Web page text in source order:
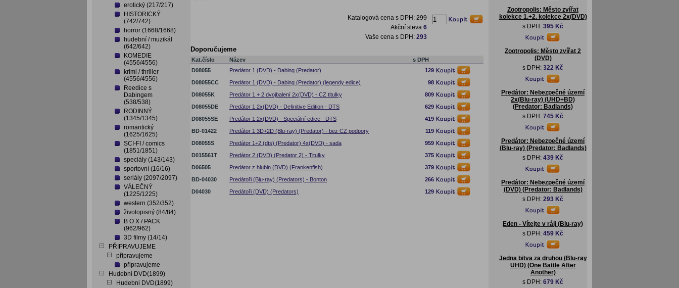
erotický (217/217)
HISTORICKÝ
(742/742)
horror (1668/1668)
hudební / muzikál
(642/642)
KOMEDIE
(4556/4556)
krimi / thriller
(4556/4556)
Reedice s
Dabingem
(538/538)
RODINNÝ
(1345/1345)
romantický
(1625/1625)
SCI-FI / comics
(1851/1851)
speciály (143/143)
sportovní (16/16)
seriály (2097/2097)
VÁLEČNÝ
(1225/1225)
western (352/352)
životopisný (84/84)
B O X / PACK
(962/962)
3D filmy (14/14)
PŘIPRAVUJEME
připravujeme
připravujeme
Hudebni DVD(1899)
Hudebni DVD(1899)
Katalogová cena s DPH: 299
Akční sleva 6
Vaše cena s DPH: 293
Doporučujeme
Kat.číslo Název
s DPH
D08055
Predátor 1 (DVD) - Dabing (Predator)
129
D08055CC
Predátor 1 (DVD) - Dabing (Predator) (legendy edice)
98
D08055K
Predátor 1 + 2 dvojbalení 2x(DVD) - CZ titulky
809
D08055DE
Predátor 1 2x(DVD) - Definitive Edition - DTS
629
D08055SE
Predátor 1 2x(DVD) - Speciální edice - DTS
419
BD-01422
Predátor 1 3D+2D (Blu-ray) (Predator) - bez CZ podpory
119
D08055S
Predátor 1+2 (dts) (Predator) 4x(DVD) - sada
959
D015561T
Predátor 2 (DVD) (Predator 2) - Titulky
375
D06505
Predátor z hlubin (DVD) (Frankenfish)
379
BD-04030
Predátoři (Blu-ray) (Predators) - Bonton
266
D04030
Predátoři (DVD) (Predators) 129
Zootropolis: Město zvířat
kolekce 1.+2. kolekce 2x(DVD)
s DPH: 395 Kč
Zootropolis: Město zvířat 2
(DVD)
s DPH: 322 Kč
Predátor: Nebezpečné území
2x(Blu-ray) (UHD+BD)
(Predator: Badlands)
s DPH: 745 Kč
Predátor: Nebezpečné území
(Blu-ray) (Predator: Badlands)
s DPH: 439 Kč
Predátor: Nebezpečné území
(DVD) (Predator: Badlands)
s DPH: 293 Kč
Eden - Vítejte v ráji (Blu-ray)
s DPH: 459 Kč
Jedna bitva za druhou (Blu-ray
UHD) (One Battle After
Another)
s DPH: 679 Kč